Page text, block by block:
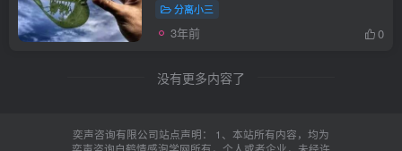
分离小三
3年前 0
没有更多内容了
奕声咨询有限公司站点声明： 1、本站所有内容，均为
奕声咨询白鹤情感泡学网所有，个人或者企业，未经许